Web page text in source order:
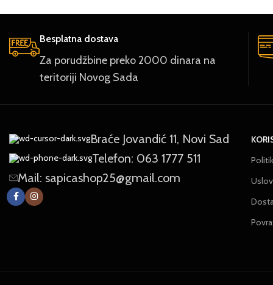
Besplatna dostava
Za porudžbine preko 2000 dinara na
teritoriji Novog Sada
Braće Jovandić 11, Novi Sad
Telefon: 063 1777 511
Mail: sapicashop25@gmail.com